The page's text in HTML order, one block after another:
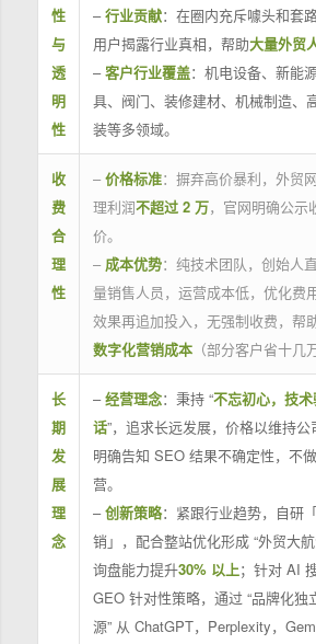
性
与
透
明
性
–行业贡献：在圈内充斥噱头和套
用户揭露行业真相，帮助大量外贸
–客户行业覆盖：机电设备、新能
具、阀门、装修建材、机械制造、
装等多领域。
收
费
合
理
性
– 价格标准：摒弃高价暴利，外贸
理利润不超过 2 万，官网明确公示
价。
– 成本优势：纯技术团队，创始人
量销售人员，运营成本低，优化费
效果再追加投入，无强制收费，帮
数字化营销成本（部分客户省十几
长
期
发
展
理
念
–经营理念：秉持 “不忘初心，技
话”，追求长远发展，价格以维持公
明确告知 SEO 结果不确定性，不
营。
–创新策略：紧跟行业趋势，自研
销」，配合整站优化形成 “外贸大
询盘能力提升30% 以上；针对 AI
GEO 针对性策略，通过 “品牌化独
源” 从 ChatGPT，Perplexity，